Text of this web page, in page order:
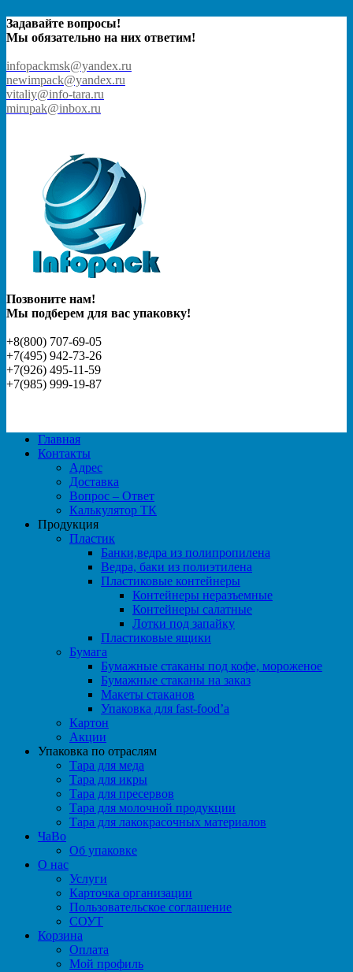
Задавайте вопросы!
Мы обязательно на них ответим!
infopackmsk@yandex.ru
newimpack@yandex.ru
vitaliy@info-tara.ru
mirupak@inbox.ru
Позвоните нам!
Мы подберем для вас упаковку!
+8(800) 707-69-05
+7(495) 942-73-26
+7(926) 495-11-59
+7(985) 999-19-87
Главная
Контакты
Адрес
Доставка
Вопрос – Ответ
Калькулятор ТК
Продукция
Пластик
Банки,ведра из полипропилена
Ведра, баки из полиэтилена
Пластиковые контейнеры
Контейнеры неразъемные
Контейнеры салатные
Лотки под запайку
Пластиковые ящики
Бумага
Бумажные стаканы под кофе, мороженое
Бумажные стаканы на заказ
Макеты стаканов
Упаковка для fast-food’а
Картон
Акции
Упаковка по отраслям
Тара для меда
Тара для икры
Тара для пресервов
Тара для молочной продукции
Тара для лакокрасочных материалов
ЧаВо
Об упаковке
О нас
Услуги
Карточка организации
Пользовательское соглашение
СОУТ
Корзина
Оплата
Мой профиль